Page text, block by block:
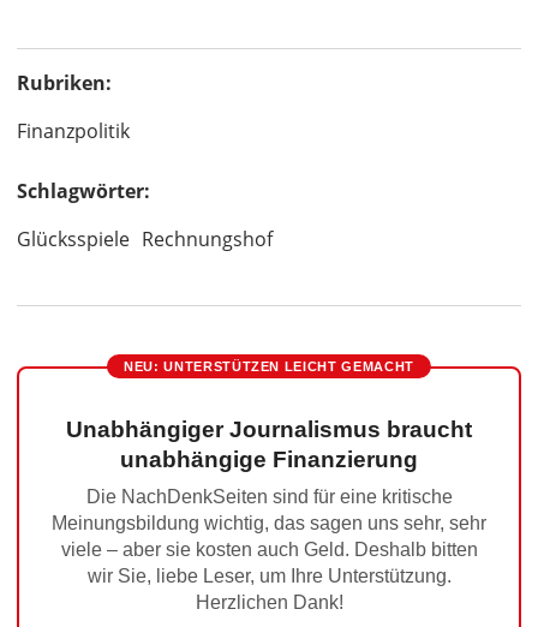
Rubriken:
Finanzpolitik
Schlagwörter:
Glücksspiele Rechnungshof
NEU: UNTERSTÜTZEN LEICHT GEMACHT
Unabhängiger Journalismus braucht
unabhängige Finanzierung
Die NachDenkSeiten sind für eine kritische
Meinungsbildung wichtig, das sagen uns sehr, sehr
viele – aber sie kosten auch Geld. Deshalb bitten
wir Sie, liebe Leser, um Ihre Unterstützung.
Herzlichen Dank!